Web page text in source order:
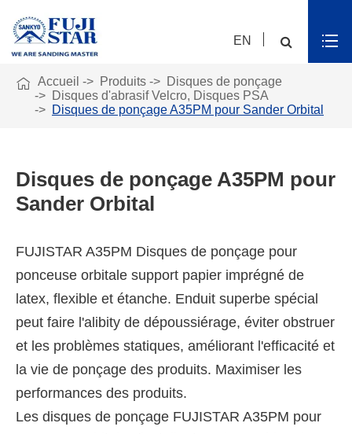
EN
 Accueil Produits
Disques de ponçage
Disques d'abrasif Velcro, Disques PSA
Disques de ponçage A35PM pour Sander Orbital
Disques de ponçage A35PM pour
Sander Orbital
FUJISTAR A35PM Disques de ponçage pour
ponceuse orbitale support papier imprégné de
latex, flexible et étanche. Enduit superbe spécial
peut faire l'alibity de dépoussiérage, éviter obstruer
et les problèmes statiques, améliorant l'efficacité et
la vie de ponçage des produits. Maximiser les
performances des produits.
Les disques de ponçage FUJISTAR A35PM pour